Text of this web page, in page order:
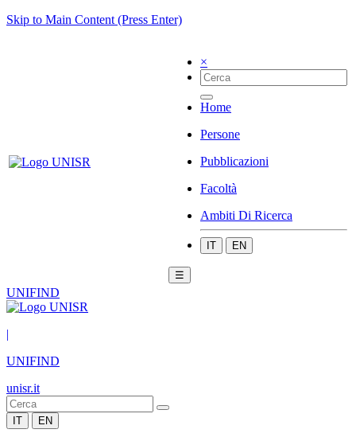
Skip to Main Content (Press Enter)
×
Home
Persone
Pubblicazioni
Facoltà
Ambiti Di Ricerca
IT EN
☰
UNIFIND
|
UNIFIND
unisr.it
IT EN